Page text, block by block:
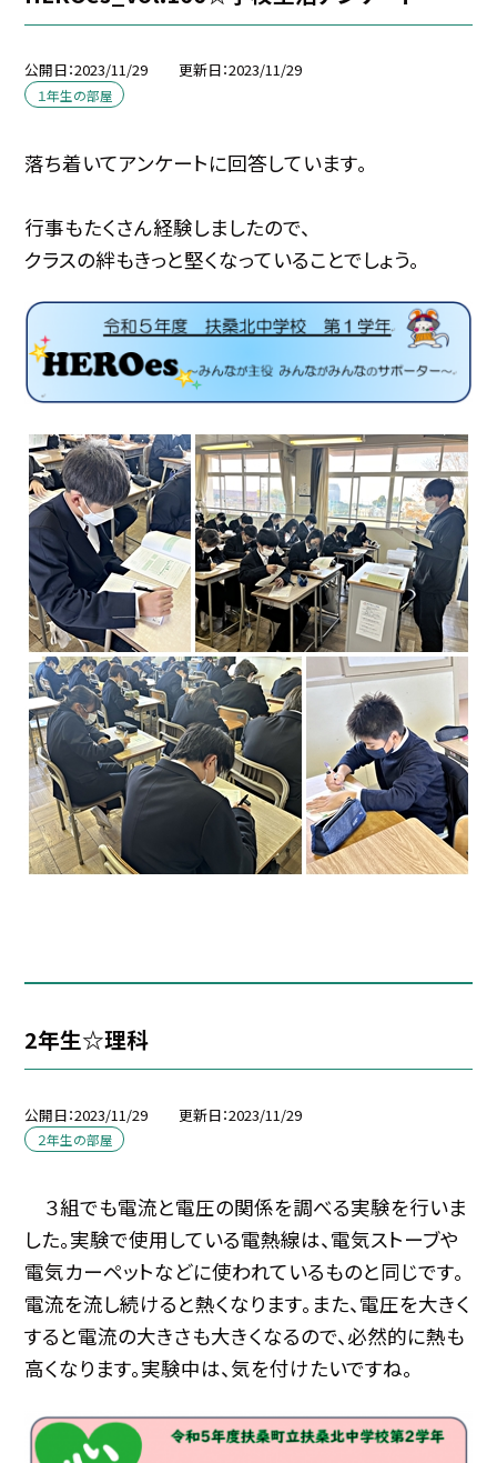
公開日 2023/11/29 更新日 2023/11/29
１年生の部屋
落ち着いてアンケートに回答しています。
行事もたくさん経験しましたので、
クラスの絆もきっと堅くなっていることでしょう。
2年生☆理科
公開日 2023/11/29 更新日 2023/11/29
２年生の部屋
３組でも電流と電圧の関係を調べる実験を行いま
した。実験で使用している電熱線は、電気ストーブや
電気カーペットなどに使われているものと同じです。
電流を流し続けると熱くなります。また、電圧を大きく
すると電流の大きさも大きくなるので、必然的に熱も
高くなります。実験中は、気を付けたいですね。